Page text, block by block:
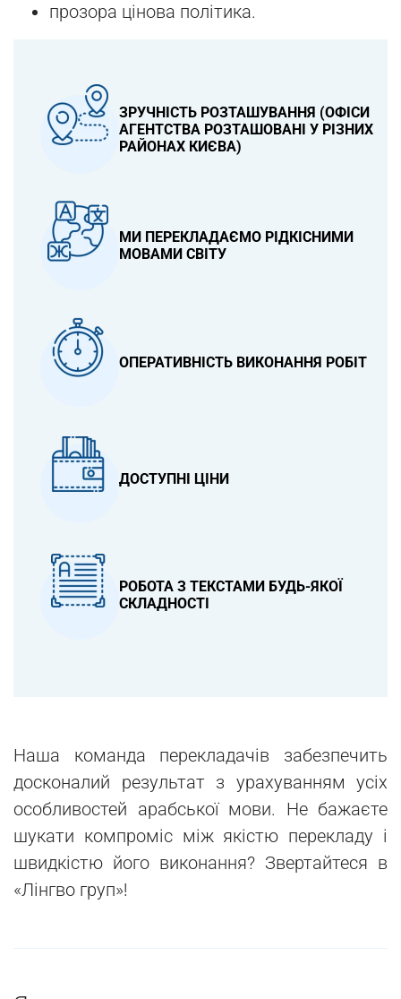
прозора цінова політика.
ЗРУЧНІСТЬ РОЗТАШУВАННЯ (ОФІСИ
АГЕНТСТВА РОЗТАШОВАНІ У РІЗНИХ
РАЙОНАХ КИЄВА)
МИ ПЕРЕКЛАДАЄМО РІДКІСНИМИ
МОВАМИ СВІТУ
ОПЕРАТИВНІСТЬ ВИКОНАННЯ РОБІТ
ДОСТУПНІ ЦІНИ
РОБОТА З ТЕКСТАМИ БУДЬ-ЯКОЇ
СКЛАДНОСТІ
Наша команда перекладачів забезпечить
досконалий результат з урахуванням усіх
особливостей арабської мови. Не бажаєте
шукати компроміс між якістю перекладу і
швидкістю його виконання? Звертайтеся в
«Лінгво груп»!